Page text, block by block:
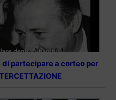
partecipare a corteo per